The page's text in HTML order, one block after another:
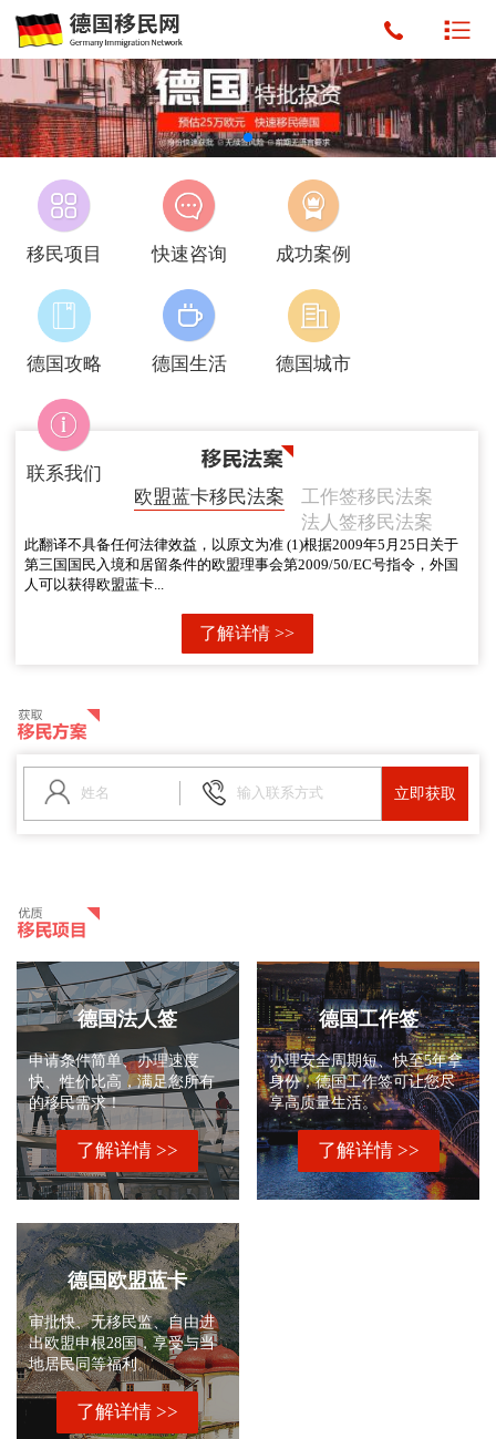
移民项目 快速咨询 成功案例
德国攻略 德国生活 德国城市
联系我们
欧盟蓝卡移民法案
工作签移民法案
法人签移民法案
此翻译不具备任何法律效益，以原文为准 (1)根据2009年5月25日关于
第三国国民入境和居留条件的欧盟理事会第2009/50/EC号指令，外国
人可以获得欧盟蓝卡...
了解详情 >>
立即获取
德国法人签
申请条件简单、办理速度
快、性价比高，满足您所有
的移民需求！
了解详情 >>
德国工作签
办理安全周期短、快至5年拿
身份，德国工作签可让您尽
享高质量生活。
了解详情 >>
德国欧盟蓝卡
审批快、无移民监、自由进
出欧盟申根28国，享受与当
地居民同等福利。
了解详情 >>